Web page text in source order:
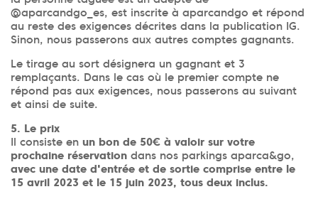
@aparcandgo_es, est inscrite à aparcandgo et répond
au reste des exigences décrites dans la publication IG.
Sinon, nous passerons aux autres comptes gagnants.
Le tirage au sort désignera un gagnant et 3
remplaçants. Dans le cas où le premier compte ne
répond pas aux exigences, nous passerons au suivant
et ainsi de suite.
5. Le prix
Il consiste en un bon de 50€ à valoir sur votre
prochaine réservation dans nos parkings aparca&go,
avec une date d'entrée et de sortie comprise entre le
15 avril 2023 et le 15 juin 2023, tous deux inclus.